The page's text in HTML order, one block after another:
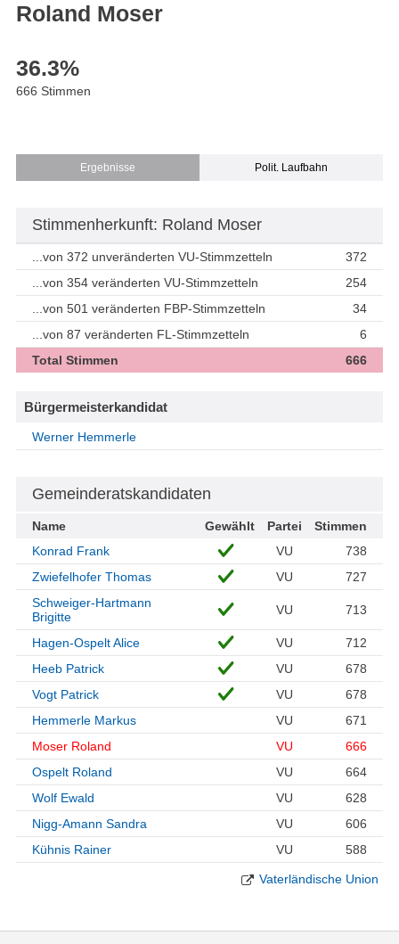
Roland Moser
36.3%
666 Stimmen
Ergebnisse Polit. Laufbahn
Stimmenherkunft: Roland Moser
...von 372 unveränderten VU-Stimmzetteln
372
...von 354 veränderten VU-Stimmzetteln
254
...von 501 veränderten FBP-Stimmzetteln
34
...von 87 veränderten FL-Stimmzetteln
6
Total Stimmen
666
Bürgermeisterkandidat
Werner Hemmerle
Gemeinderatskandidaten
Name Gewählt Partei
Stimmen
Konrad Frank
VU
738
Zwiefelhofer Thomas
VU
727
Schweiger-Hartmann
Brigitte
VU 713
Hagen-Ospelt Alice VU
712
Heeb Patrick
VU
678
Vogt Patrick
VU
678
Hemmerle Markus
VU
671
Moser Roland
VU
666
Ospelt Roland
VU
664
Wolf Ewald
VU
628
Nigg-Amann Sandra
VU
606
Kühnis Rainer
VU 588
Vaterländische Union